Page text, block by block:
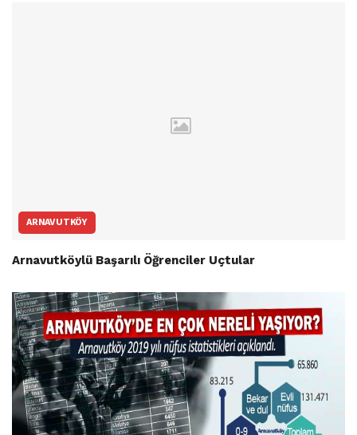
ARNAVUTKÖY
Arnavutköylü Başarılı Öğrenciler Uçtular